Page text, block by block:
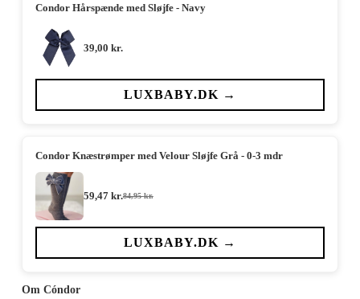
Condor Hårspænde med Sløjfe - Navy
39,00 kr.
LUXBABY.DK →
Condor Knæstrømper med Velour Sløjfe Grå - 0-3 mdr
84,95kr.
Den
pris
var:
59,47 kr.Den
pris
er:
LUXBABY.DK →
Om Cóndor